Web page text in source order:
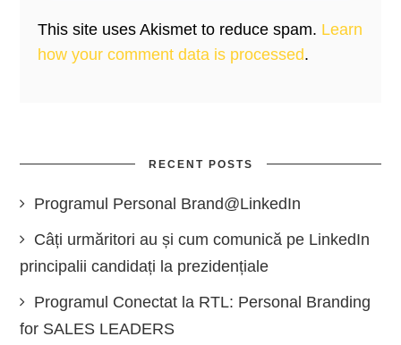
This site uses Akismet to reduce spam. Learn
how your comment data is processed.
RECENT POSTS
Programul Personal Brand@LinkedIn
Câți urmăritori au și cum comunică pe LinkedIn
principalii candidați la prezidențiale
Programul Conectat la RTL: Personal Branding
for SALES LEADERS